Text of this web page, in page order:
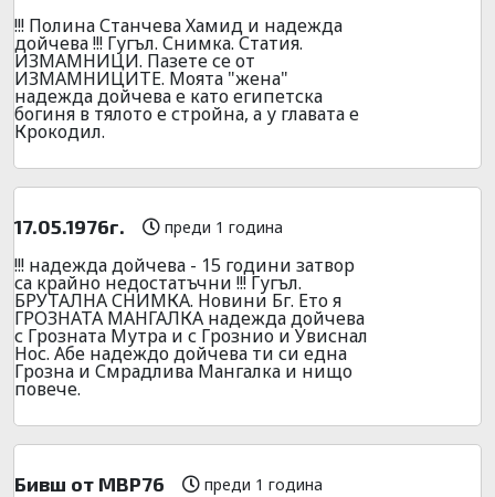
!!! Полина Станчева Хамид и надежда
дойчева !!! Гугъл. Снимка. Статия.
ИЗМАМНИЦИ. Пазете се от
ИЗМАМНИЦИТЕ. Моята "жена"
надежда дойчева е като египетска
богиня в тялото е стройна, а у главата е
Крокодил.
17.05.1976г. преди 1 година
!!! надежда дойчева - 15 години затвор
са крайно недостатъчни !!! Гугъл.
БРУТАЛНА СНИМКА. Новини Бг. Ето я
ГРОЗНАТА МАНГАЛКА надежда дойчева
с Грозната Мутра и с Грознио и Увиснал
Нос. Абе надеждо дойчева ти си една
Грозна и Смрадлива Мангалка и нищо
повече.
Бивш от МВР76 преди 1 година